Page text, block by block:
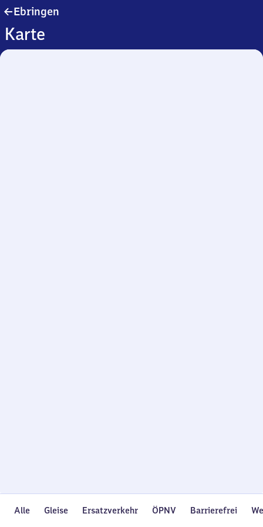
Ebringen
Karte
Alle Gleise Ersatzverkehr ÖPNV Barrierefrei